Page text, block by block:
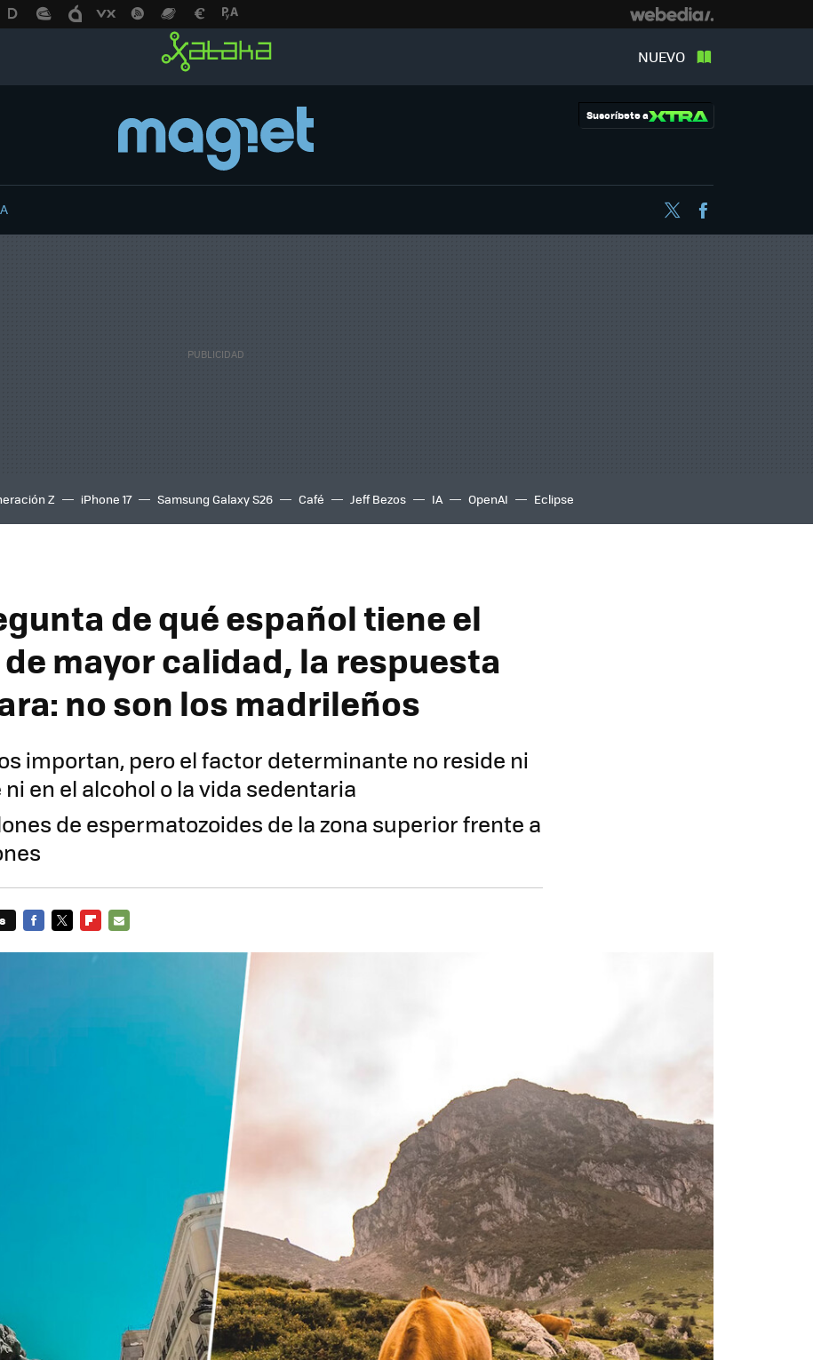
NUEVO
Suscríbete a
Twitter
Z iPhone 17 Samsung Galaxy S26 Café Jeff Bezos IA OpenAI Eclipse
de qué español tiene el
mayor calidad, la respuesta
no son los madrileños
importan, pero el factor determinante no reside ni
ni en el alcohol o la vida sedentaria
de espermatozoides de la zona superior frente a